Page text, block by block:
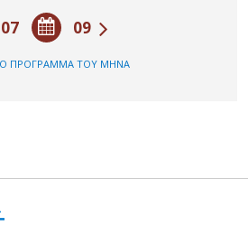
09
07
ΠΡΟΓΡΑΜΜΑ ΤΟΥ ΜΗΝΑ